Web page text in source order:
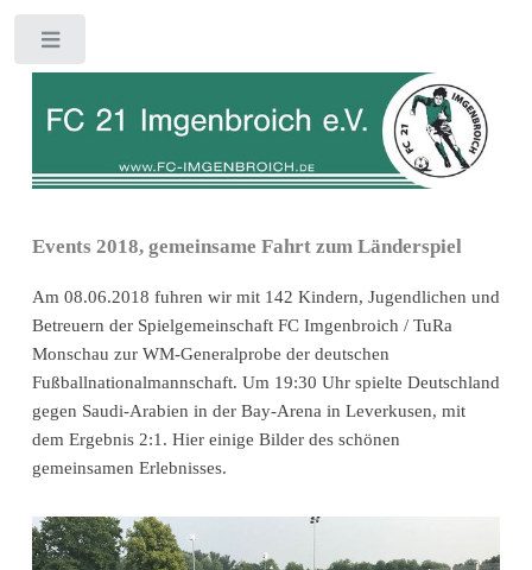
Events 2018, gemeinsame Fahrt zum Länderspiel
Am 08.06.2018 fuhren wir mit 142 Kindern, Jugendlichen und
Betreuern der Spielgemeinschaft FC Imgenbroich / TuRa
Monschau zur WM-Generalprobe der deutschen
Fußballnationalmannschaft. Um 19:30 Uhr spielte Deutschland
gegen Saudi-Arabien in der Bay-Arena in Leverkusen, mit
dem Ergebnis 2:1. Hier einige Bilder des schönen
gemeinsamen Erlebnisses.